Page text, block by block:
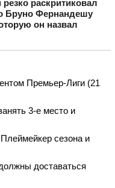
раскритиковал
Бруно Фернандешу
он назвал
Премьер‑Лиги (21
3‑е место и
сезона и
доставаться